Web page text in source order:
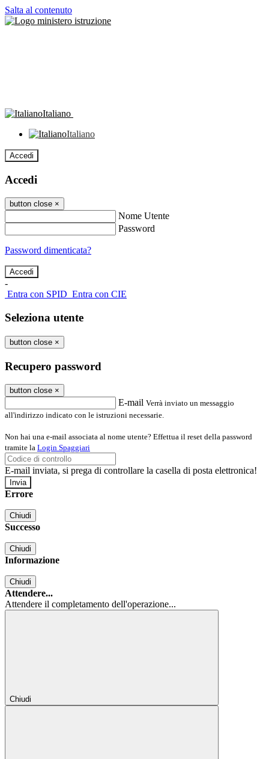
Salta al contenuto
Italiano
Italiano
Accedi
Accedi
button close ×
Nome Utente
Password
Password dimenticata?
-
Entra con SPID Entra con CIE
Seleziona utente
button close ×
Recupero password
button close ×
E-mail Verrà inviato un messaggio
all'indirizzo indicato con le istruzioni necessarie.
Non hai una e-mail associata al nome utente? Effettua il reset della password
tramite la Login Spaggiari
E-mail inviata, si prega di controllare la casella di posta elettronica!
Errore
Chiudi
Successo
Chiudi
Informazione
Chiudi
Attendere...
Attendere il completamento dell'operazione...
Chiudi